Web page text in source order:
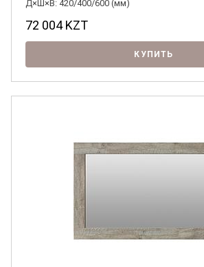
Д×Ш×В: 420/400/600 (мм)
72 004KZT
КУПИТЬ